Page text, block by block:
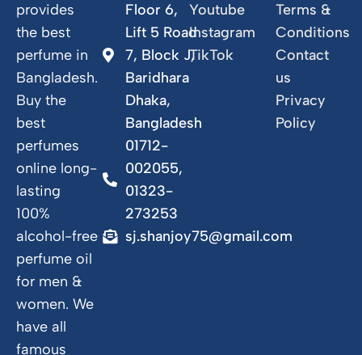
provides
the best
perfume in
Bangladesh.
Buy the
best
perfumes
online long-
lasting
100%
alcohol-free
perfume oil
for men &
women. We
have all
famous
Floor 6,
Lift 5 Road
7, Block J,
Baridhara
Dhaka,
Bangladesh
01712-
002055,
01323-
273253
sj.shanjoy75@gmail.com
Youtube
Instagram
TikTok
Terms &
Conditions
Contact
us
Privacy
Policy